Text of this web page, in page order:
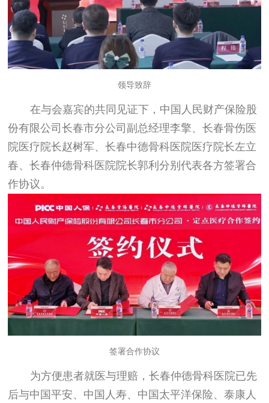
领导致辞
在与会嘉宾的共同见证下，中国人民财产保险股
份有限公司长春市分公司副总经理李擎、长春骨伤医
院医疗院长赵树军、长春中德骨科医院医疗院长左立
春、长春仲德骨科医院院长郭利分别代表各方签署合
作协议。
签署合作协议
为方便患者就医与理赔，长春仲德骨科医院已先
后与中国平安、中国人寿、中国太平洋保险、泰康人